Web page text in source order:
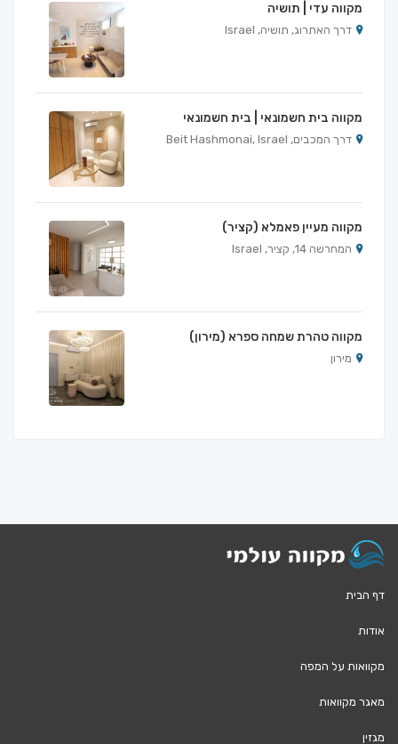
מקווה עדי | תושיה
דרך האתרוג, תושיה, Israel
מקווה בית חשמונאי | בית חשמונאי
דרך המכבים, Beit Hashmonai, Israel
מקווה מעיין פאמלא (קציר)
המחרשה 14, קציר, Israel
מקווה טהרת שמחה ספרא (מירון)
מירון
דף הבית
אודות
מקוואות על המפה
מאגר מקוואות
מגזין